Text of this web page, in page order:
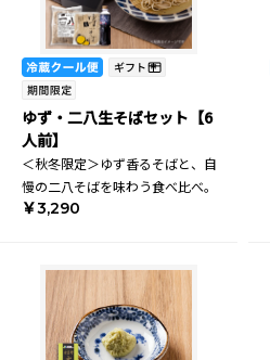
ゆず・二八生そばセット【6
人前】
＜秋冬限定＞ゆず香るそばと、自
慢の二八そばを味わう食べ比べ。
￥3,290